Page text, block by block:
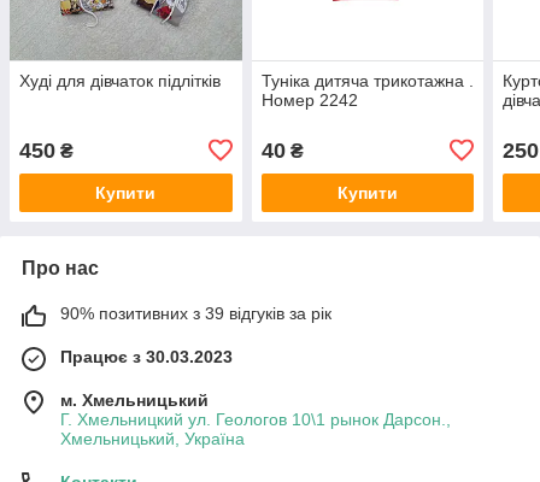
Худі для дівчаток підлітків
450 ₴
Купити
Туніка дитяча трикотажна .
Номер 2242
40₴
Купити
250
Про нас
90% позитивних з 39 відгуків за рік
Працює з 30.03.2023
м. Хмельницький
Г. Хмельницкий ул. Геологов 10\1 рынок Дарсон.,
Хмельницький, Україна